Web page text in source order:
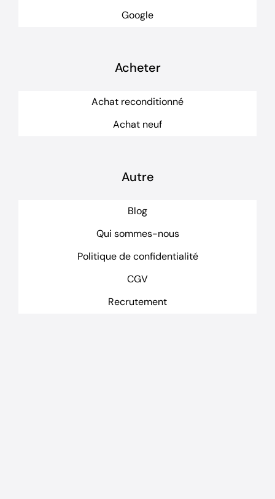
Google
Acheter
Achat reconditionné
Achat neuf
Autre
Blog
Qui sommes-nous
Politique de confidentialité
CGV
Recrutement